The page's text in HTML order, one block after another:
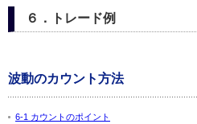
６．トレード例
波動のカウント方法
6-1 カウントのポイント